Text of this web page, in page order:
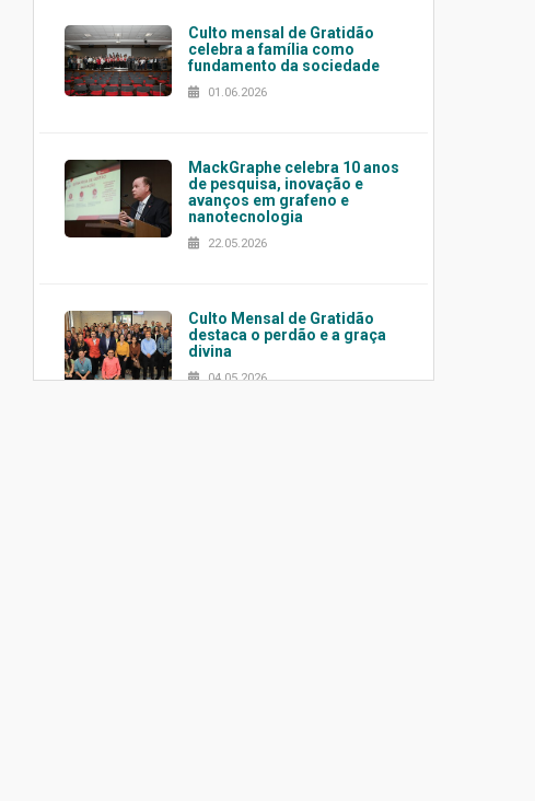
Culto mensal de Gratidão
celebra a família como
fundamento da sociedade
01.06.2026
MackGraphe celebra 10 anos
de pesquisa, inovação e
avanços em grafeno e
nanotecnologia
22.05.2026
Culto Mensal de Gratidão
destaca o perdão e a graça
divina
04.05.2026